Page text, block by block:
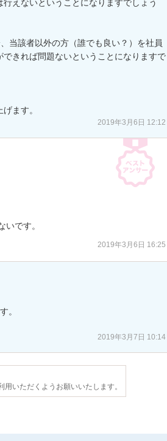
えないということになりますでしょう
当該者以外の方（誰でも良い？）を社員
きれば問題ないということになりますで
ます。
2019年3月6日 12:12
です。
2019年3月6日 16:25
。
2019年3月7日 10:14
いただくようお願いいたします。